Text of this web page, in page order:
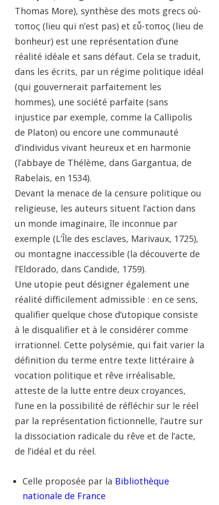
Thomas More), synthèse des mots grecs οὐ-
τοπος (lieu qui n’est pas) et εὖ-τοπος (lieu de
bonheur) est une représentation d’une
réalité idéale et sans défaut. Cela se traduit,
dans les écrits, par un régime politique idéal
(qui gouvernerait parfaitement les
hommes), une société parfaite (sans
injustice par exemple, comme la Callipolis
de Platon) ou encore une communauté
d’individus vivant heureux et en harmonie
(l’abbaye de Thélème, dans Gargantua, de
Rabelais, en 1534).
Devant la menace de la censure politique ou
religieuse, les auteurs situent l’action dans
un monde imaginaire, île inconnue par
exemple (L’Île des esclaves, Marivaux, 1725),
ou montagne inaccessible (la découverte de
l’Eldorado, dans Candide, 1759).
Une utopie peut désigner également une
réalité difficilement admissible : en ce sens,
qualifier quelque chose d’utopique consiste
à le disqualifier et à le considérer comme
irrationnel. Cette polysémie, qui fait varier la
définition du terme entre texte littéraire à
vocation politique et rêve irréalisable,
atteste de la lutte entre deux croyances,
l’une en la possibilité de réfléchir sur le réel
par la représentation fictionnelle, l’autre sur
la dissociation radicale du rêve et de l’acte,
de l’idéal et du réel.
Celle proposée par la Bibliothèque
nationale de France